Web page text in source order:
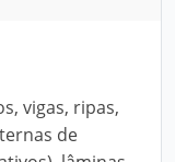
vigas, ripas,
de